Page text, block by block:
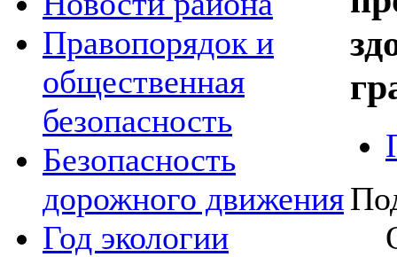
Правопорядок и
общественная
безопасность
Безопасность
дорожного движения
Год экологии